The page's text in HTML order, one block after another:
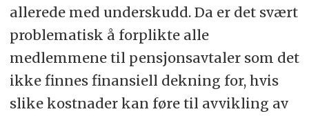
allerede med underskudd. Da er det svært
problematisk å forplikte alle
medlemmene til pensjonsavtaler som det
ikke finnes finansiell dekning for, hvis
slike kostnader kan føre til avvikling av